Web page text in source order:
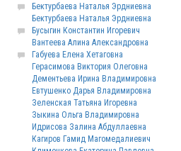
Бектурбаева Наталья Эрдниевна
Бектурбаева Наталья Эрдниевна
Бусыгин Константин Игоревич
Вантеева Алина Александровна
Габуева Елена Хетаговна
Герасимова Виктория Олеговна
Дементьева Ирина Владимировна
Евтушенко Дарья Владимировна
Зеленская Татьяна Игоревна
Зыкина Ольга Владимировна
Идрисова Залина Абдуллаевна
Кагиров Гамид Магомедалиевич